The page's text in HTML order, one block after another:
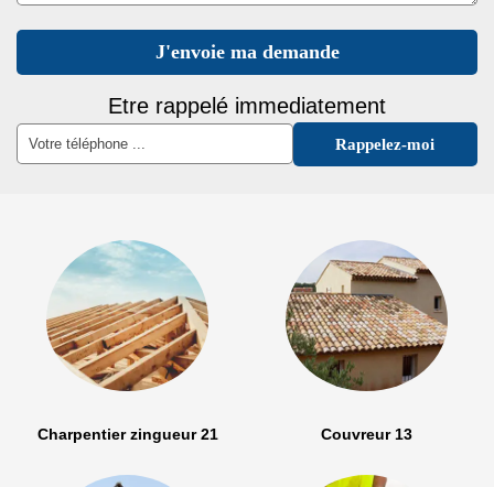
Etre rappelé immediatement
Charpentier zingueur 21 Couvreur 13